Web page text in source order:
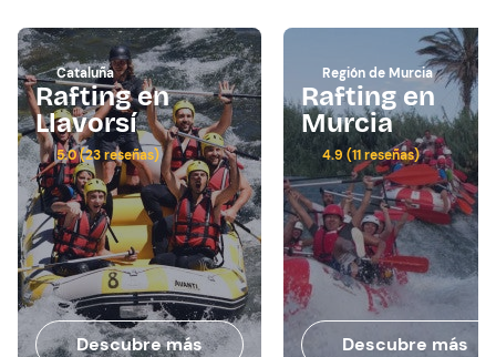
Cataluña
Rafting en
Llavorsí
5.0 (23 reseñas)
Descubre más
Región de Murcia
Rafting en
Murcia
4.9 (11 reseñas)
Descubre más